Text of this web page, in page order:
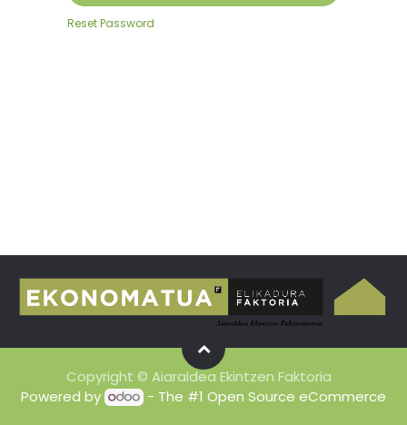
Reset Password
Copyright © Aiaraldea Ekintzen Faktoria
Powered by
- The #1Open Source eCommerce